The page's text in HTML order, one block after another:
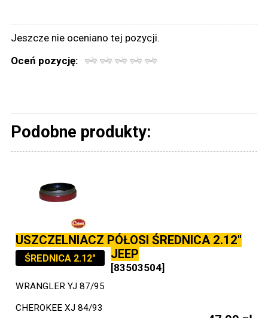
Jeszcze nie oceniano tej pozycji.
Oceń pozycję:
Podobne produkty:
USZCZELNIACZ PÓŁOSI ŚREDNICA 2.12"
JEEP
ŚREDNICA 2.12"
[83503504]
WRANGLER YJ 87/95
CHEROKEE XJ 84/93